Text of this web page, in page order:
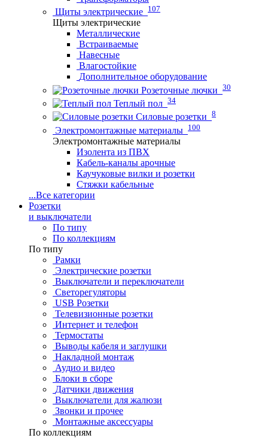
Щиты электрические 107
Щиты электрические
Металлические
Встраиваемые
Навесные
Влагостойкие
Дополнительное оборудование
Розеточные лючки 30
Теплый пол 34
Силовые розетки 8
Электромонтажные материалы 100
Электромонтажные материалы
Изолента из ПВХ
Кабель-каналы арочные
Каучуковые вилки и розетки
Стяжки кабельные
...Все категории
Розетки
и выключатели
По типу
По коллекциям
По типу
Рамки
Электрические розетки
Выключатели и переключатели
Светорегуляторы
USB Розетки
Телевизионные розетки
Интернет и телефон
Термостаты
Выводы кабеля и заглушки
Накладной монтаж
Аудио и видео
Блоки в сборе
Датчики движения
Выключатели для жалюзи
Звонки и прочее
Монтажные аксессуары
По коллекциям